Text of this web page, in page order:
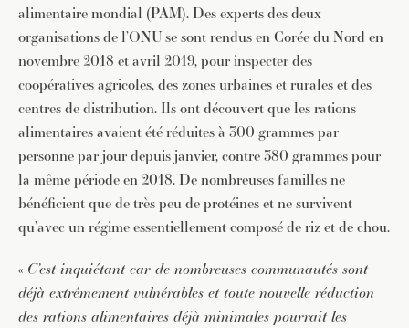
alimentaire mondial (PAM). Des experts des deux
organisations de l’ONU se sont rendus en Corée du Nord en
novembre 2018 et avril 2019, pour inspecter des
coopératives agricoles, des zones urbaines et rurales et des
centres de distribution. Ils ont découvert que les rations
alimentaires avaient été réduites à 300 grammes par
personne par jour depuis janvier, contre 380 grammes pour
la même période en 2018. De nombreuses familles ne
bénéficient que de très peu de protéines et ne survivent
qu’avec un régime essentiellement composé de riz et de chou.
« C’est inquiétant car de nombreuses communautés sont
déjà extrêmement vulnérables et toute nouvelle réduction
des rations alimentaires déjà minimales pourrait les